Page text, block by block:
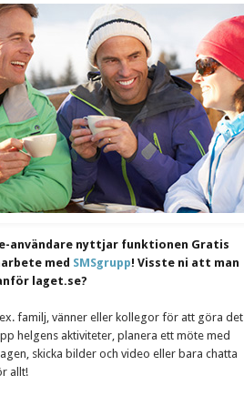
användare nyttjar funktionen Gratis
med SMSgrupp! Visste ni att man
laget.se?
familj, vänner eller kollegor för att göra det
helgens aktiviteter, planera ett möte med
skicka bilder och video eller bara chatta
allt!